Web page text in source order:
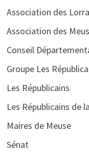
Association des
Association des
Conseil
Groupe Les
Les Républicains
Les Républicains de
Maires de Meuse
Sénat